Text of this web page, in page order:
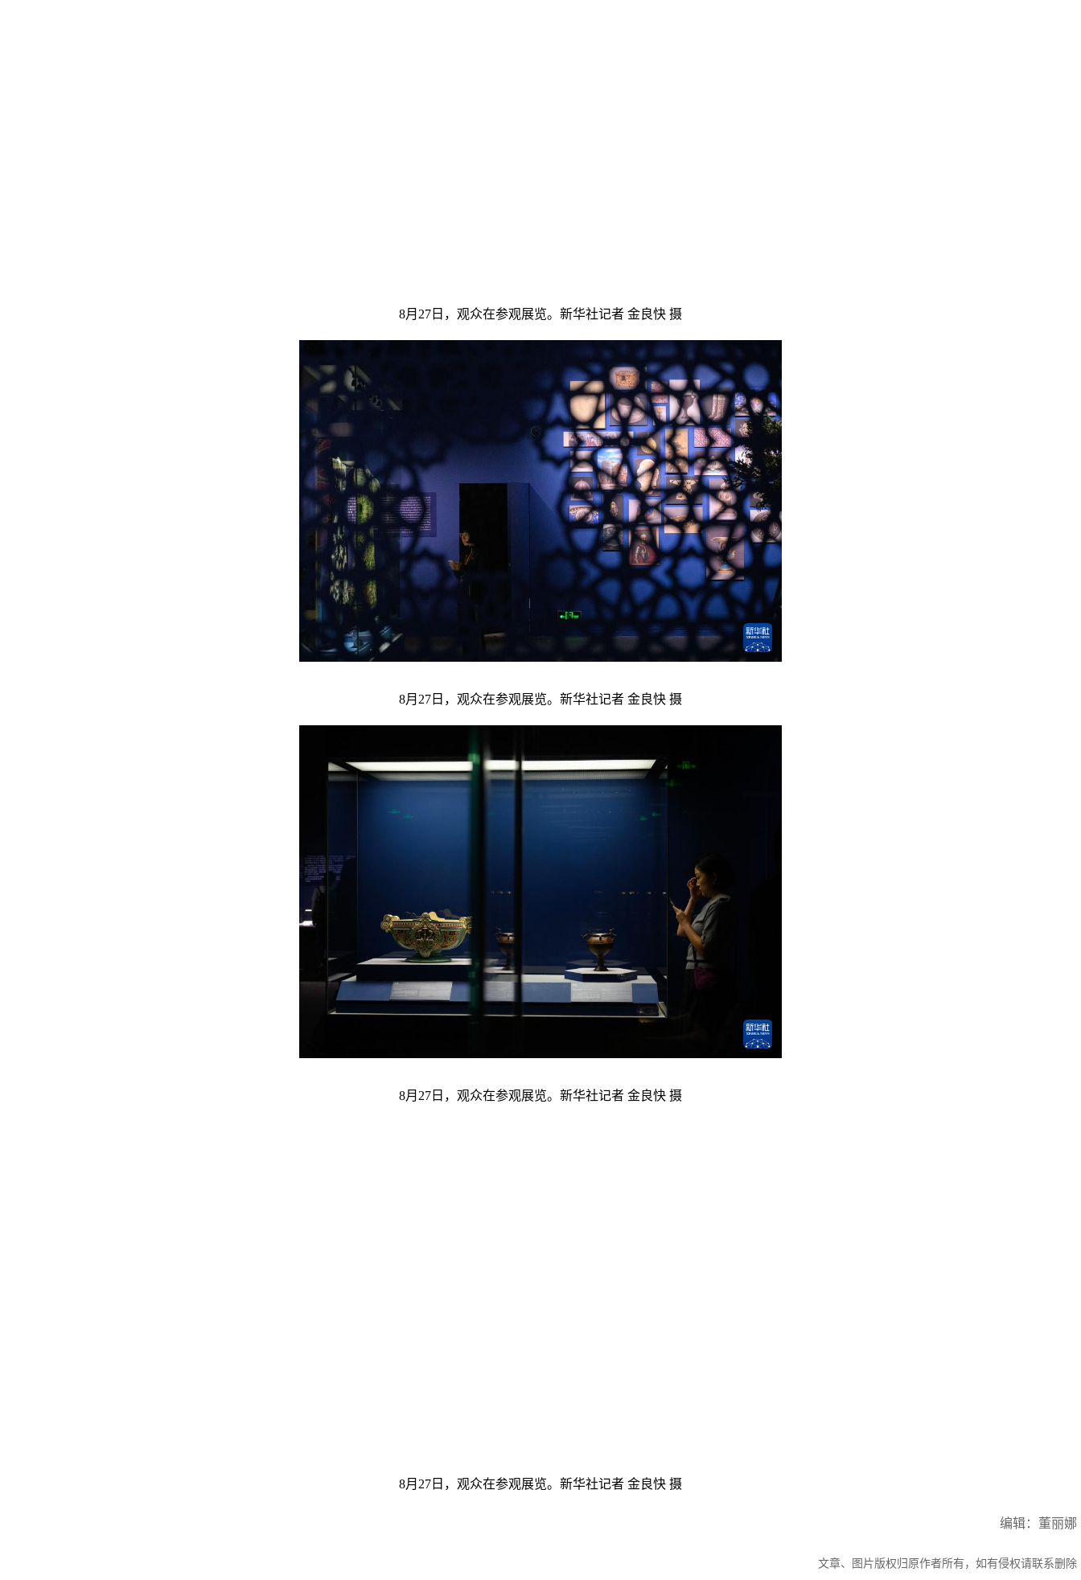
8月27日，观众在参观展览。新华社记者 金良快 摄
8月27日，观众在参观展览。新华社记者 金良快 摄
8月27日，观众在参观展览。新华社记者 金良快 摄
8月27日，观众在参观展览。新华社记者 金良快 摄
编辑：董丽娜
文章、图片版权归原作者所有，如有侵权请联系删除